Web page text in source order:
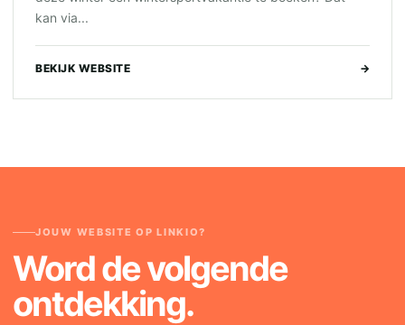
kan via...
BEKIJK WEBSITE →
JOUW WEBSITE OP LINKIO?
Word de volgende
ontdekking.